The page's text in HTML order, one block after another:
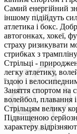
Самий енергійний
іншому підійдуть
атлетика і бокс.
автогонках, хокеї,
страху ризикувати
стрибках з
Стрільці -
легку атлетику,
їздою і
Заняття спортом на
волейбол, плавання
Стрільцям велику
Підвищеною
характеру